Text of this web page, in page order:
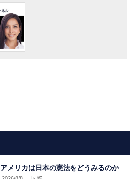
アメリカは日本の憲法をどうみるのか